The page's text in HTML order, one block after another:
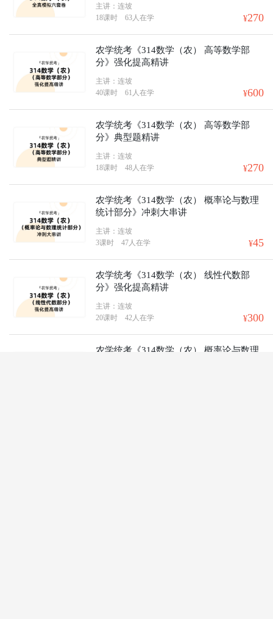
主讲：连坡
¥270
18课时 63人在学
农学统考《314数学（农） 高等数学部
分》强化提高精讲
主讲：连坡
¥600
40课时 61人在学
农学统考《314数学（农） 高等数学部
分》典型题精讲
主讲：连坡
¥270
18课时 48人在学
农学统考《314数学（农） 概率论与数理
统计部分》冲刺大串讲
主讲：连坡
¥45
3课时 47人在学
农学统考《314数学（农） 线性代数部
分》强化提高精讲
主讲：连坡
¥300
20课时 42人在学
农学统考《314数学（农） 概率论与数理